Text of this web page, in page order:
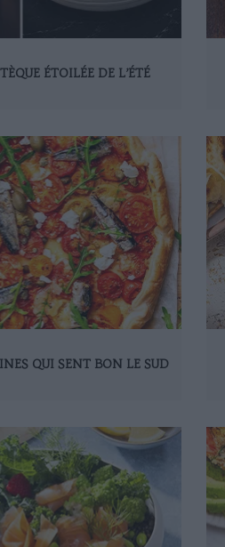
ÉTOILÉE DE L’ÉTÉ
QUI SENT BON LE SUD